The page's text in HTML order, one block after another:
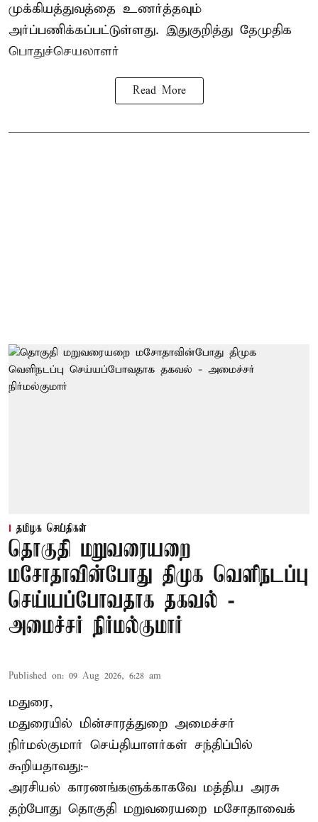
முக்கியத்துவத்தை உணர்த்தவும்
அர்ப்பணிக்கப்பட்டுள்ளது. இதுகுறித்து தேமுதிக
பொதுச்செயலாளர்
Read More
தமிழக செய்திகள்
தொகுதி மறுவரையறை
மசோதாவின்போது திமுக வெளிநடப்பு
செய்யப்போவதாக தகவல் -
அமைச்சர் நிர்மல்குமார்
Published on: 09 Aug 2026, 6:28 am
மதுரை,
மதுரையில் மின்சாரத்துறை அமைச்சர்
நிர்மல்குமார் செய்தியாளர்கள் சந்திப்பில்
கூறியதாவது:-
அரசியல் காரணங்களுக்காகவே மத்திய அரசு
தற்போது தொகுதி மறுவரையறை மசோதாவைக்